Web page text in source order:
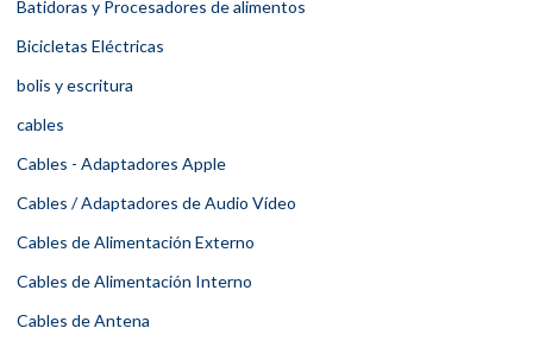
Batidoras y Procesadores de alimentos
Bicicletas Eléctricas
bolis y escritura
cables
Cables - Adaptadores Apple
Cables / Adaptadores de Audio Vídeo
Cables de Alimentación Externo
Cables de Alimentación Interno
Cables de Antena